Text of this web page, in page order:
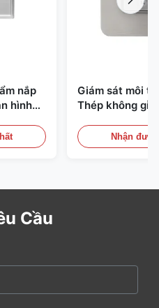
nắp
hình
Giám sát môi
Thép không gỉ
Phát hiện Khói
Nhận
Cầu